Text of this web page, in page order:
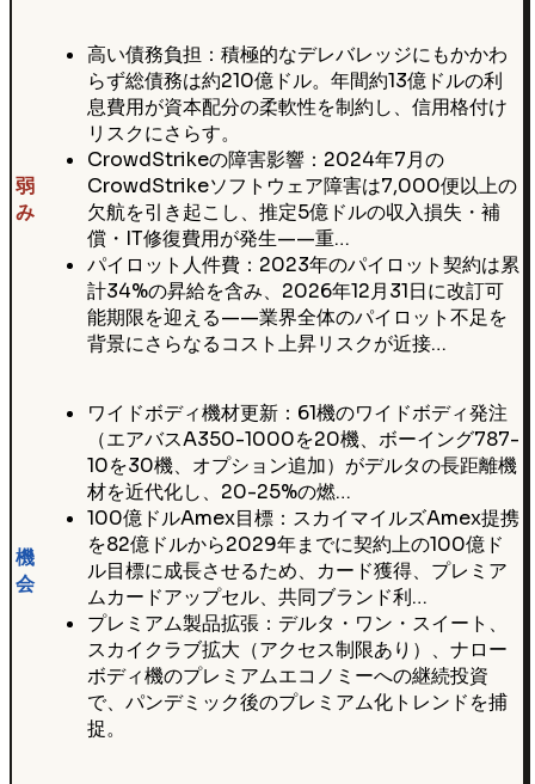
弱
み
高い債務負担：積極的なデレバレッジにもかかわ
らず総債務は約210億ドル。年間約13億ドルの利
息費用が資本配分の柔軟性を制約し、信用格付け
リスクにさらす。
CrowdStrikeの障害影響：2024年7月の
CrowdStrikeソフトウェア障害は7,000便以上の
欠航を引き起こし、推定5億ドルの収入損失・補
償・IT修復費用が発生——重…
パイロット人件費：2023年のパイロット契約は累
計34%の昇給を含み、2026年12月31日に改訂可
能期限を迎える——業界全体のパイロット不足を
背景にさらなるコスト上昇リスクが近接…
機
会
ワイドボディ機材更新：61機のワイドボディ発注
（エアバスA350-1000を20機、ボーイング787-
10を30機、オプション追加）がデルタの長距離機
材を近代化し、20-25%の燃…
100億ドルAmex目標：スカイマイルズAmex提携
を82億ドルから2029年までに契約上の100億ド
ル目標に成長させるため、カード獲得、プレミア
ムカードアップセル、共同ブランド利…
プレミアム製品拡張：デルタ・ワン・スイート、
スカイクラブ拡大（アクセス制限あり）、ナロー
ボディ機のプレミアムエコノミーへの継続投資
で、パンデミック後のプレミアム化トレンドを捕
捉。